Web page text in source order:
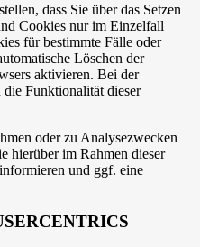
dass Sie über das Setzen
Cookies nur im Einzelfall
für bestimmte Fälle oder
Löschen der
aktivieren. Bei der
Funktionalität dieser
oder zu Analysezwecken
hierüber im Rahmen dieser
und ggf. eine